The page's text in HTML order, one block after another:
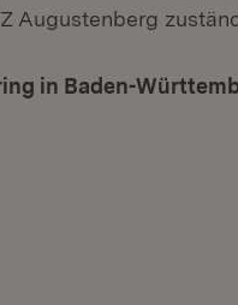
Augustenberg
in Baden-